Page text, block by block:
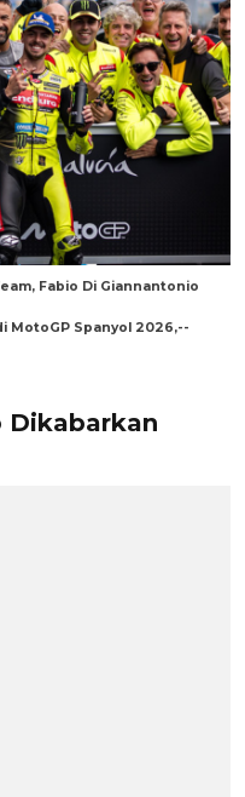
Fabio Di Giannantonio
MotoGP Spanyol 2026,--
Dikabarkan